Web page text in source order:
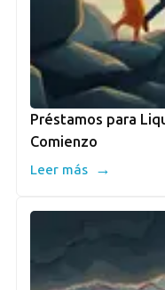
Préstamos para
Comienzo
Leer más →